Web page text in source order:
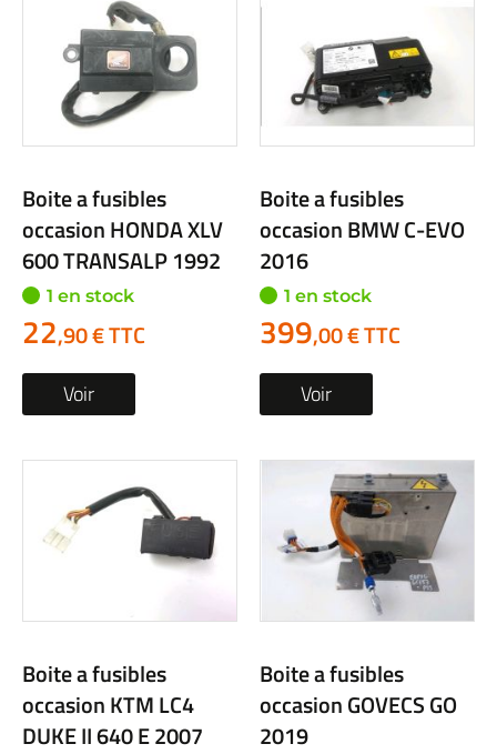
Boite a fusibles
occasion HONDA XLV
600 TRANSALP 1992
1 en stock
22,90 € TTC
Voir
Boite a fusibles
occasion BMW C-EVO
2016
1 en stock
399,00 € TTC
Voir
Boite a fusibles
occasion KTM LC4
DUKE II 640 E 2007
Boite a fusibles
occasion GOVECS GO
2019